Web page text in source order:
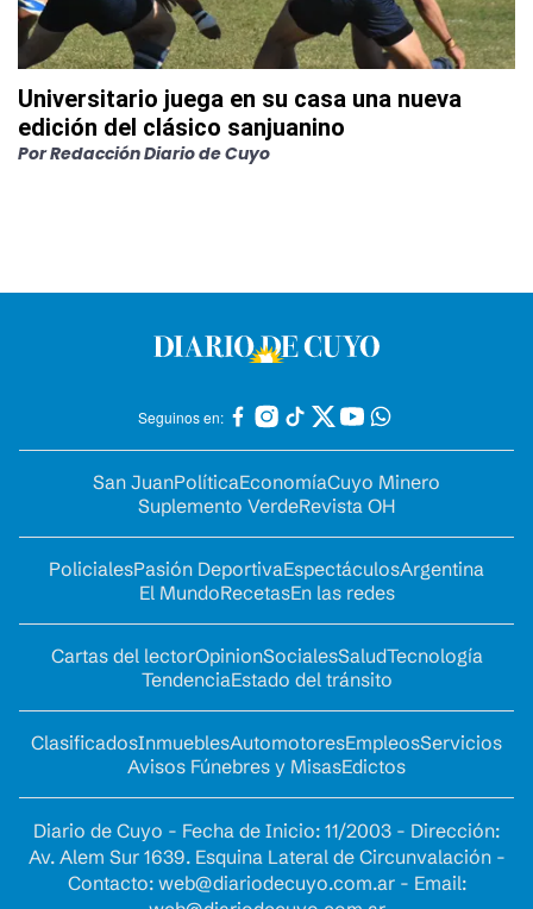
Universitario juega en su casa una nueva
edición del clásico sanjuanino
PorRedacción Diario de Cuyo
Seguinos en:
San JuanPolíticaEconomíaCuyo Minero
Suplemento VerdeRevista OH
PolicialesPasión DeportivaEspectáculosArgentina
El MundoRecetasEn las redes
Cartas del lectorOpinionSocialesSaludTecnología
TendenciaEstado del tránsito
ClasificadosInmueblesAutomotoresEmpleosServicios
Avisos Fúnebres y MisasEdictos
Diario de Cuyo - Fecha de Inicio: 11/2003 - Dirección:
Av. Alem Sur 1639. Esquina Lateral de Circunvalación -
Contacto: web@diariodecuyo.com.ar- Email: